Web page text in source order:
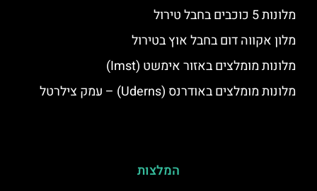
מלונות 5 כוכבים בחבל טירול
מלון אקווה דום בחבל אוץ בטירול
מלונות מומלצים באזור אימשט (Imst)
מלונות מומלצים באודרנס (Uderns) – עמק צילרטל
המלצות